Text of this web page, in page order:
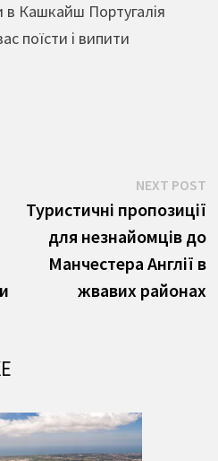
в Кашкайш Португалія
поїсти і випити
NEXT POST
Туристичні пропозиції
для незнайомців до
Манчестера Англії в
жвавих районах